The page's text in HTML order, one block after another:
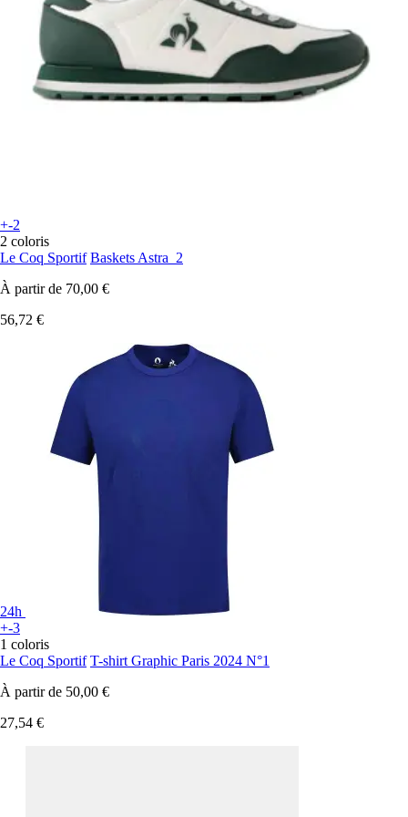
+-2
2 coloris
Le Coq Sportif Baskets Astra_2
À partir de 70,00 €
56,72 €
24h
+-3
1 coloris
Le Coq Sportif T-shirt Graphic Paris 2024 N°1
À partir de 50,00 €
27,54 €